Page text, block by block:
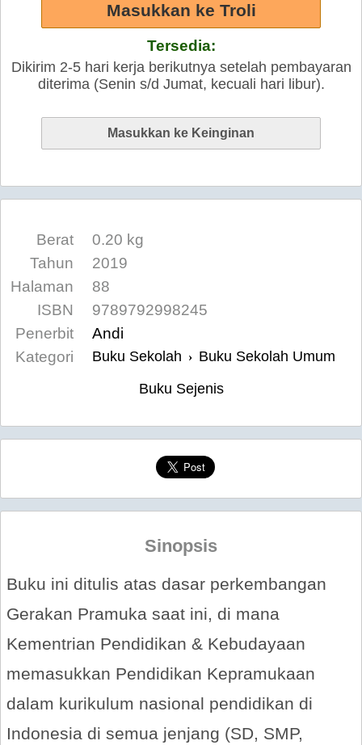
Tersedia:
Dikirim 2-5 hari kerja berikutnya setelah pembayaran
diterima (Senin s/d Jumat, kecuali hari libur).
Berat
0.20 kg
Tahun
2019
Halaman
88
ISBN
9789792998245
Penerbit
Andi
Kategori
Buku Sekolah › Buku Sekolah Umum
Buku Sejenis
Sinopsis
Buku ini ditulis atas dasar perkembangan
Gerakan Pramuka saat ini, di mana
Kementrian Pendidikan & Kebudayaan
memasukkan Pendidikan Kepramukaan
dalam kurikulum nasional pendidikan di
Indonesia di semua jenjang (SD, SMP,